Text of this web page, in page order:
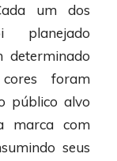
um dos
planejado
determinado
foram
público alvo
marca com
seus